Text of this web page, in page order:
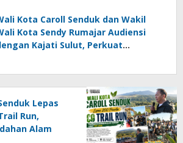
Kota Caroll Senduk dan Wakil
Kota Sendy Rumajar Audiensi
Kajati Sulut, Perkuat
Lepas
Run,
Alam